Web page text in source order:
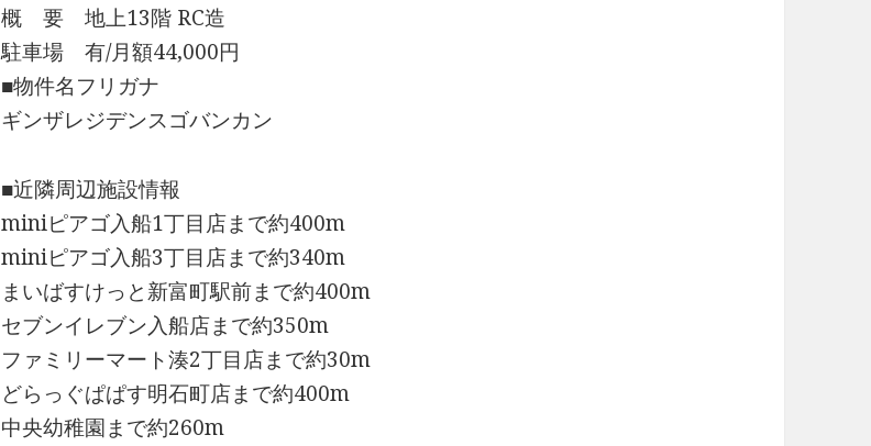
概 要 地上13階 RC造
駐車場 有/月額44,000円
■物件名フリガナ
ギンザレジデンスゴバンカン
■近隣周辺施設情報
miniピアゴ入船1丁目店まで約400m
miniピアゴ入船3丁目店まで約340m
まいばすけっと新富町駅前まで約400m
セブンイレブン入船店まで約350m
ファミリーマート湊2丁目店まで約30m
どらっぐぱぱす明石町店まで約400m
中央幼稚園まで約260m